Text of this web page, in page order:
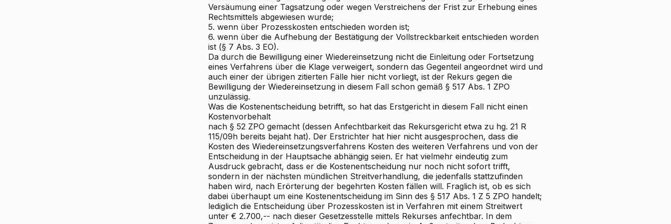
Versäumung einer Tagsatzung oder wegen Verstreichens der Frist zur Erhebung eines
Rechtsmittels abgewiesen wurde;
5. wenn über Prozesskosten entschieden worden ist;
6. wenn über die Aufhebung der Bestätigung der Vollstreckbarkeit entschieden worden
ist (§ 7 Abs. 3 EO).
Da durch die Bewilligung einer Wiedereinsetzung nicht die Einleitung oder Fortsetzung
eines Verfahrens über die Klage verweigert, sondern das Gegenteil angeordnet wird und
auch einer der übrigen zitierten Fälle hier nicht vorliegt, ist der Rekurs gegen die
Bewilligung der Wiedereinsetzung in diesem Fall schon gemäß § 517 Abs. 1 ZPO
unzulässig.
Was die Kostenentscheidung betrifft, so hat das Erstgericht in diesem Fall nicht einen
Kostenvorbehalt
nach § 52 ZPO gemacht (dessen Anfechtbarkeit das Rekursgericht etwa zu hg. 21 R
115/09h bereits bejaht hat). Der Erstrichter hat hier nicht ausgesprochen, dass die
Kosten des Wiedereinsetzungsverfahrens Kosten des weiteren Verfahrens und von der
Entscheidung in der Hauptsache abhängig seien. Er hat vielmehr eindeutig zum
Ausdruck gebracht, dass er die Kostenentscheidung nur noch nicht sofort trifft,
sondern in der nächsten mündlichen Streitverhandlung, die jedenfalls stattzufinden
haben wird, nach Erörterung der begehrten Kosten fällen will. Fraglich ist, ob es sich
dabei überhaupt um eine Kostenentscheidung im Sinn des § 517 Abs. 1 Z 5 ZPO handelt;
lediglich die Entscheidung über Prozesskosten ist in Verfahren mit einem Streitwert
unter € 2.700,-- nach dieser Gesetzesstelle mittels Rekurses anfechtbar. In dem